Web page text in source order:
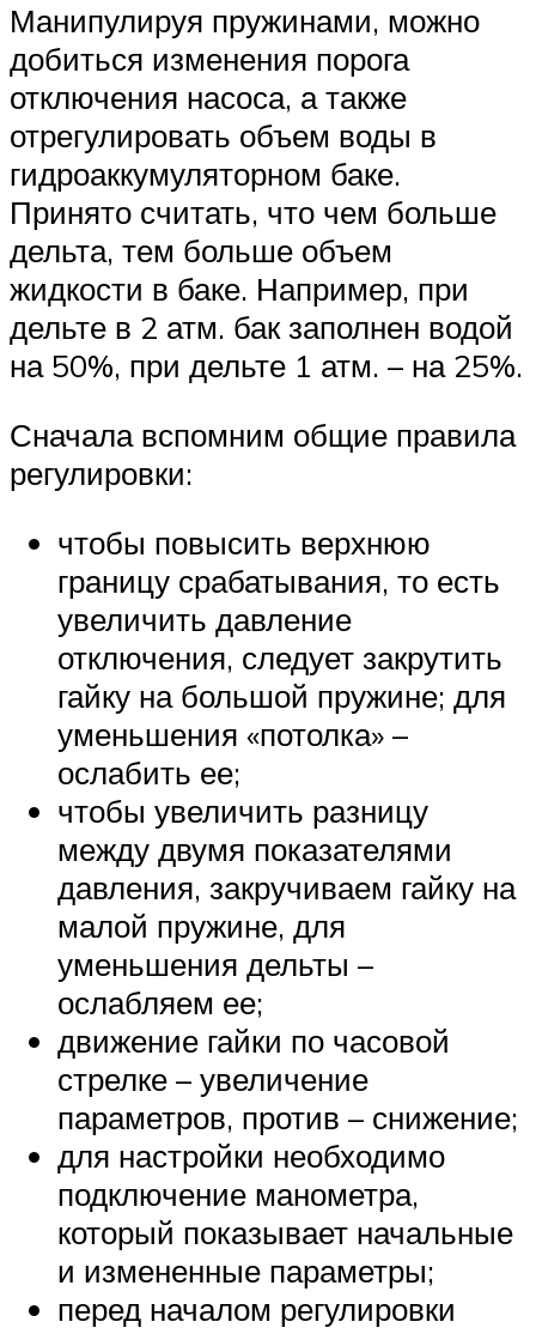
Манипулируя пружинами, можно
добиться изменения порога
отключения насоса, а также
отрегулировать объем воды в
гидроаккумуляторном баке.
Принято считать, что чем больше
дельта, тем больше объем
жидкости в баке. Например, при
дельте в 2 атм. бак заполнен водой
на 50%, при дельте 1 атм. – на 25%.
Сначала вспомним общие правила
регулировки:
чтобы повысить верхнюю
границу срабатывания, то есть
увеличить давление
отключения, следует закрутить
гайку на большой пружине; для
уменьшения «потолка» –
ослабить ее;
чтобы увеличить разницу
между двумя показателями
давления, закручиваем гайку на
малой пружине, для
уменьшения дельты –
ослабляем ее;
движение гайки по часовой
стрелке – увеличение
параметров, против – снижение;
для настройки необходимо
подключение манометра,
который показывает начальные
и измененные параметры;
перед началом регулировки